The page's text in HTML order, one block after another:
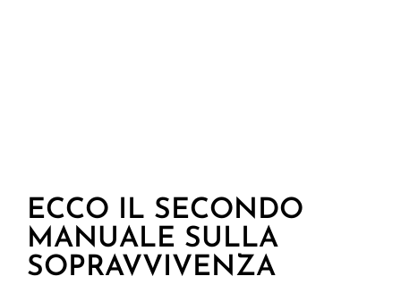
ECCO IL SECONDO
MANUALE SULLA
SOPRAVVIVENZA